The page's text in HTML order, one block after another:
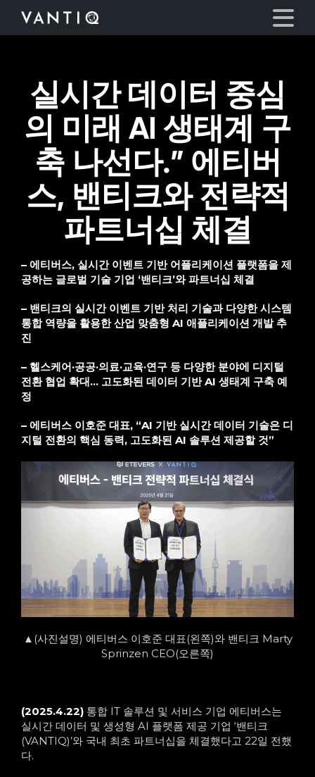
플랫폼
산업
파트너
회사
언어
실시간 데이터 중심
의 미래 AI 생태계 구
축 나선다.” 에티버
스, 밴티크와 전략적
파트너십 체결
– 에티버스, 실시간 이벤트 기반 어플리케이션 플랫폼을 제
공하는 글로벌 기술 기업 ‘밴티크’와 파트너십 체결
– 밴티크의 실시간 이벤트 기반 처리 기술과 다양한 시스템
통합 역량을 활용한 산업 맞춤형 AI 애플리케이션 개발 추
진
– 헬스케어·공공·의료·교육·연구 등 다양한 분야에 디지털
전환 협업 확대… 고도화된 데이터 기반 AI 생태계 구축 예
정
– 에티버스 이호준 대표, “AI 기반 실시간 데이터 기술은 디
지털 전환의 핵심 동력, 고도화된 AI 솔루션 제공할 것”
▲(사진설명) 에티버스 이호준 대표(왼쪽)와 밴티크 Marty
Sprinzen CEO(오른쪽)
(2025.4.22) 통합 IT 솔루션 및 서비스 기업 에티버스는
실시간 데이터 및 생성형 AI 플랫폼 제공 기업 ‘밴티크
(VANTIQ)’와 국내 최초 파트너십을 체결했다고 22일 전했
다.